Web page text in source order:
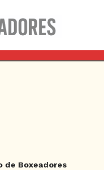
Esquina Neutral
de Boxeadores